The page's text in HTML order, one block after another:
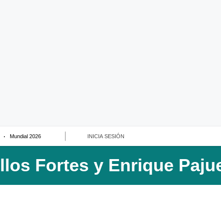
Mundial 2026 INICIA SESIÓN